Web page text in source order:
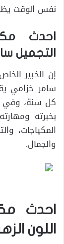
نفس الوقت
التجميل
إن الخبير
سامر خزامي
كل سنة، وفي
بخبرته
المكياجات،
والجمال.
اللون